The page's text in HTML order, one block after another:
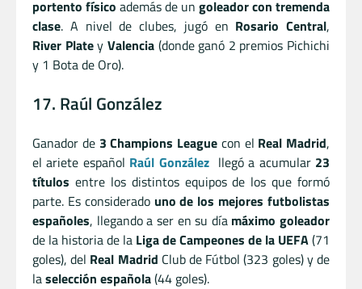
portento físico además de un goleador con tremenda
clase. ​A nivel de clubes, jugó en Rosario Central,
River Platey Valencia(donde ganó 2 premios Pichichi
y 1 Bota de Oro).
17. Raúl González
Ganador de 3 Champions League con el Real Madrid,
el ariete español Raúl Gonzálezllegó a acumular 23
títulos entre los distintos equipos de los que formó
parte. Es considerado uno de los mejores futbolistas
españoles, llegando a ser en su día máximo goleador
de la historia de la Liga de Campeones de la UEFA(71
goles), del Real Madrid Club de Fútbol (323 goles) y de
laselección española(44 goles).